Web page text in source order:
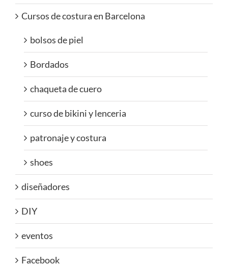
Cursos de costura en Barcelona
bolsos de piel
Bordados
chaqueta de cuero
curso de bikini y lenceria
patronaje y costura
shoes
diseñadores
DIY
eventos
Facebook